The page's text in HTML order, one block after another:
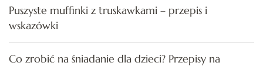
Puszyste muffinki z truskawkami – przepis i
wskazówki
Co zrobić na śniadanie dla dzieci? Przepisy na